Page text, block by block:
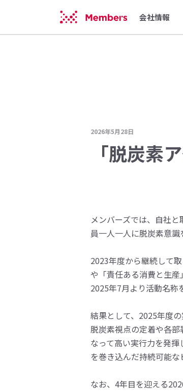
会社情報
2026年5月28日
「脱炭素
メンバーズでは、自社
員一人一人に脱炭素意
2023年度から継続して
や「責任ある消費と生産
2025年7月より活動名称
結果として、2025年度
脱炭素視点の定着や各
なって高い実行力を発
を巻き込んだ持続可能な
なお、4年目を迎える